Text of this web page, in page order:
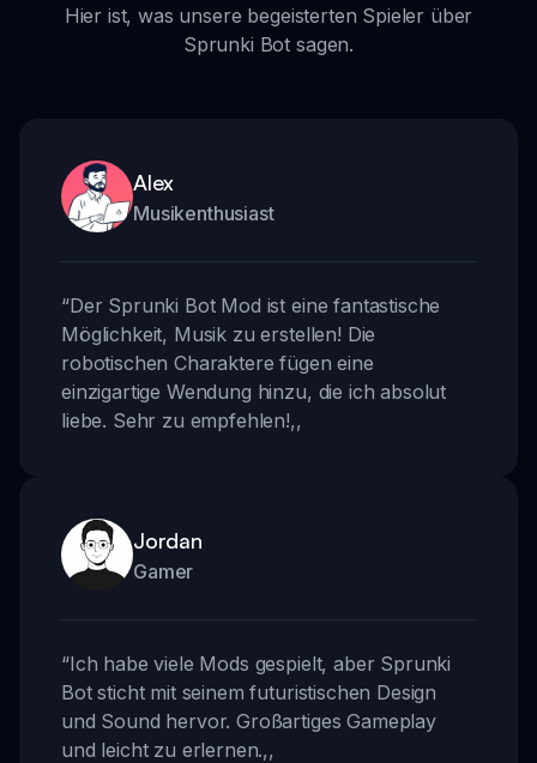
Hier ist, was unsere begeisterten Spieler über
Sprunki Bot sagen.
Alex
Musikenthusiast
“Der Sprunki Bot Mod ist eine fantastische
Möglichkeit, Musik zu erstellen! Die
robotischen Charaktere fügen eine
einzigartige Wendung hinzu, die ich absolut
liebe. Sehr zu empfehlen!,,
Jordan
Gamer
“Ich habe viele Mods gespielt, aber Sprunki
Bot sticht mit seinem futuristischen Design
und Sound hervor. Großartiges Gameplay
und leicht zu erlernen.,,